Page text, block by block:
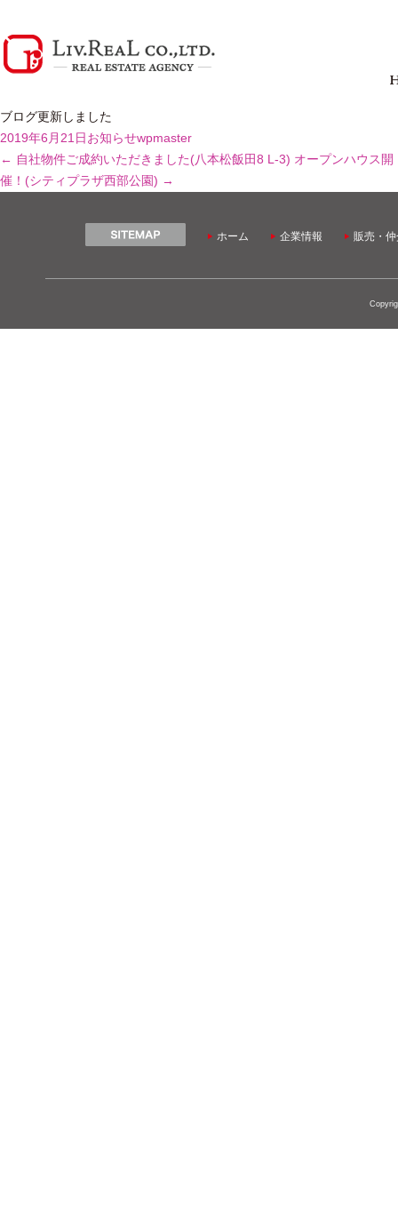
ブログ更新しました
2019年6月21日 お知らせwpmaster
← 自社物件ご成約いただきました(八本松飯田8 L-3) オープンハウス開
催！(シティプラザ西部公園) →
ホーム 企業情報 販売・